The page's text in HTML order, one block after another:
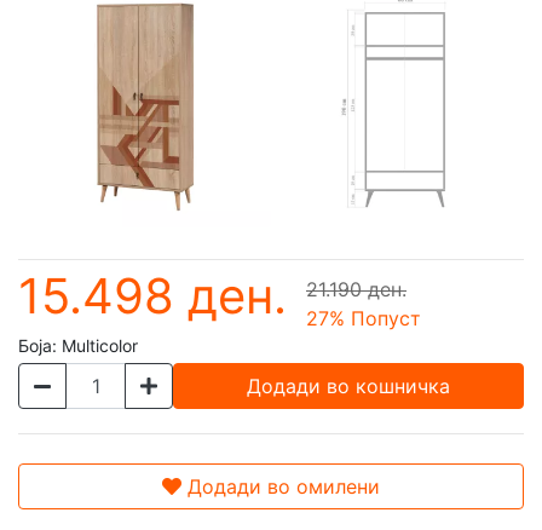
15.498 ден.
21.190 ден.
27% Попуст
Боја: Multicolor
Додади во кошничка
Додади во омилени